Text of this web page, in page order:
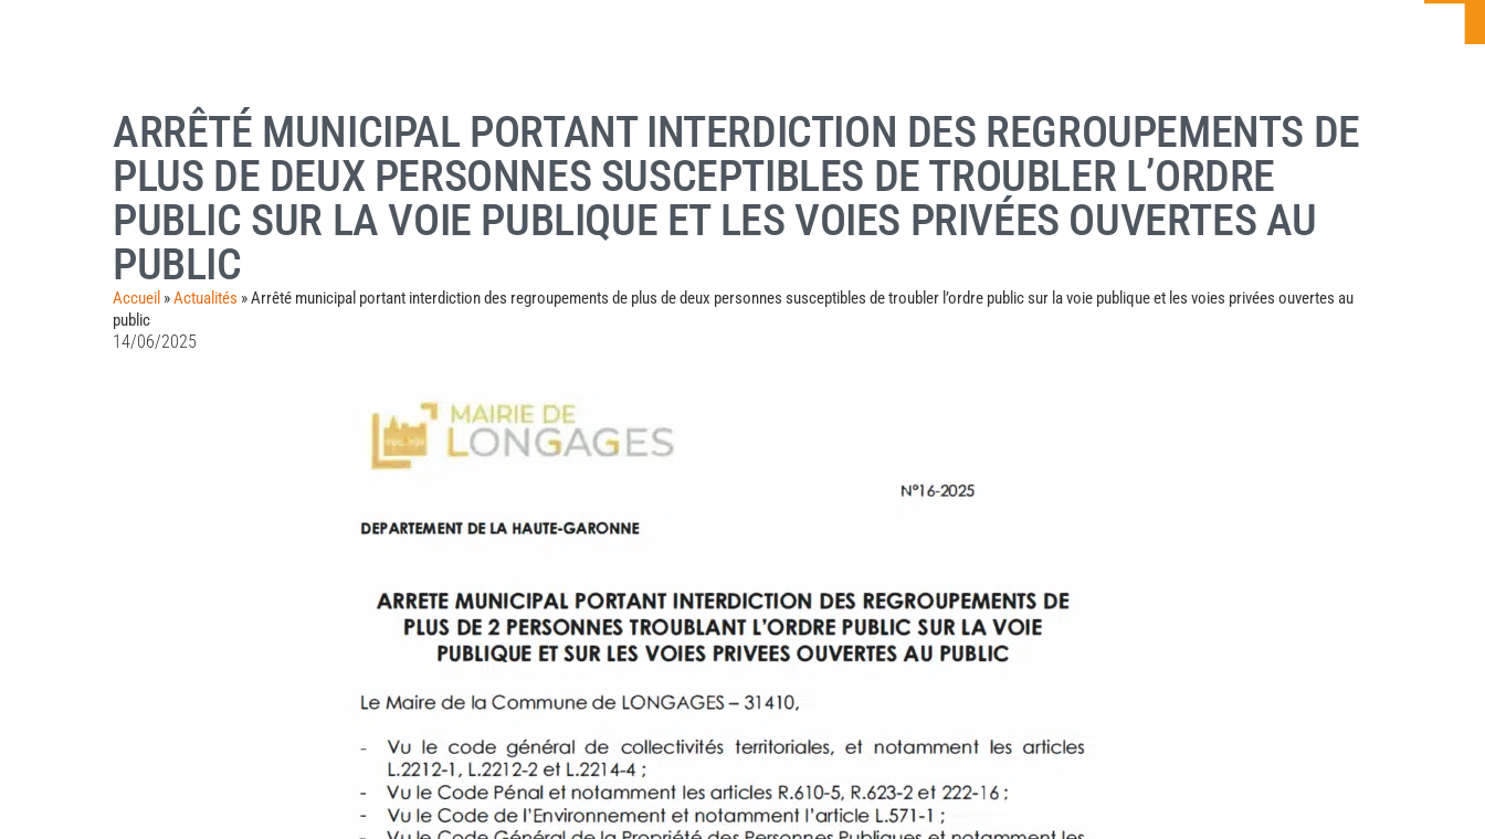
ARRÊTÉ MUNICIPAL PORTANT INTERDICTION DES REGROUPEMENTS DE
PLUS DE DEUX PERSONNES SUSCEPTIBLES DE TROUBLER L’ORDRE
PUBLIC SUR LA VOIE PUBLIQUE ET LES VOIES PRIVÉES OUVERTES AU
PUBLIC
Accueil »Actualités »Arrêté municipal portant interdiction des regroupements de plus de deux personnes susceptibles de troubler l’ordre public sur la voie publique et les voies privées ouvertes au
public
14/06/2025